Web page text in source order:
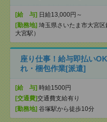
[給 与] 日給13,000円～
[勤務地] 埼玉県さいたま市大宮区
大宮駅）
座り仕事！給与即払い
れ・梱包作業[派遣]
[給 与] 時給1500円
[交通費]交通費支給有り
[勤務地] 谷塚駅から徒歩10分